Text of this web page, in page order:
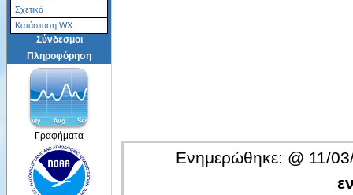
Σχετικά
Κατάσταση WX
Σύνδεσμοι
Πληροφόρηση
Γραφήματα
Ενημερώθηκε: @ 11/